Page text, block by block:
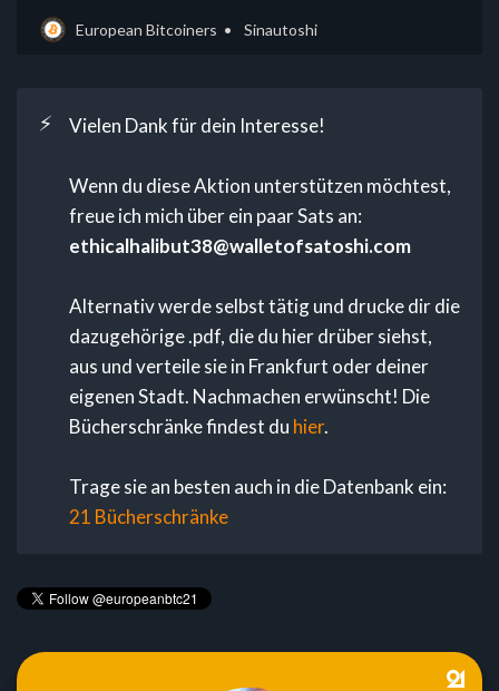
European Bitcoiners Sinautoshi
⚡ Vielen Dank für dein Interesse!
Wenn du diese Aktion unterstützen möchtest,
freue ich mich über ein paar Sats an:
ethicalhalibut38@walletofsatoshi.com
Alternativ werde selbst tätig und drucke dir die
dazugehörige .pdf, die du hier drüber siehst,
aus und verteile sie in Frankfurt oder deiner
eigenen Stadt. Nachmachen erwünscht! Die
Bücherschränke findest du hier.
Trage sie an besten auch in die Datenbank ein:
21 Bücherschränke